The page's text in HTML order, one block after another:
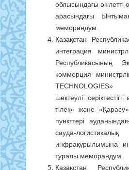
облысындағы өкілетті
арасындағы
меморандум.
Қазақстан
интеграция
Республикасының
коммерция
TECHNOLOGIES»
шектеулі
тілек» және
пункттері
сауда-
инфрақұрылымына
туралы меморандум.
Қазақстан